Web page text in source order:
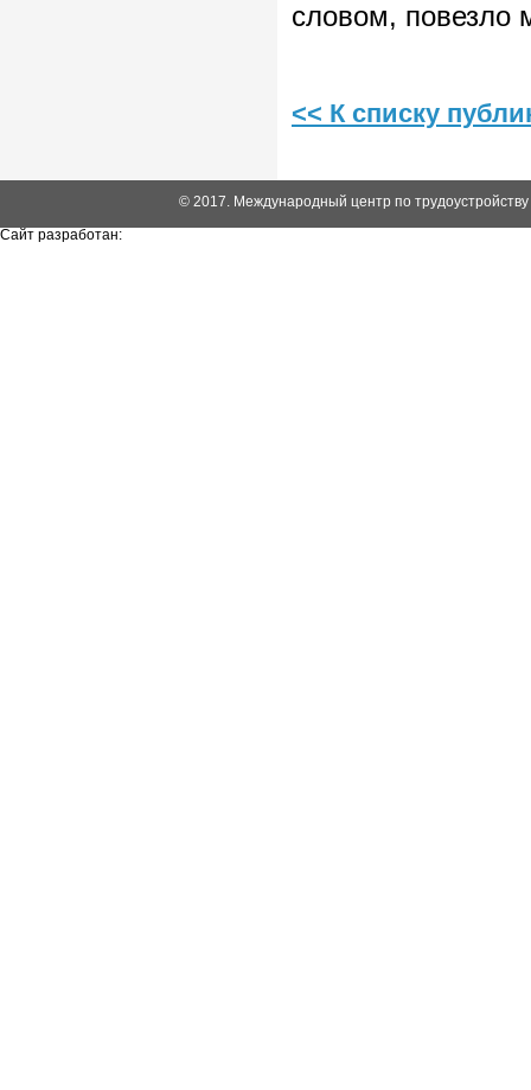
словом, повезло
<< К списку
© 2017. Международный центр по трудоустройству
Сайт разработан: